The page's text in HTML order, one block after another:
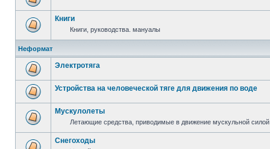
Книги
Книги, руководства. мануалы
Неформат
Электротяга
Устройства на человеческой тяге для движения по воде
Мускулолеты
Летающие средства, приводимые в движение мускульной силой
Снегоходы